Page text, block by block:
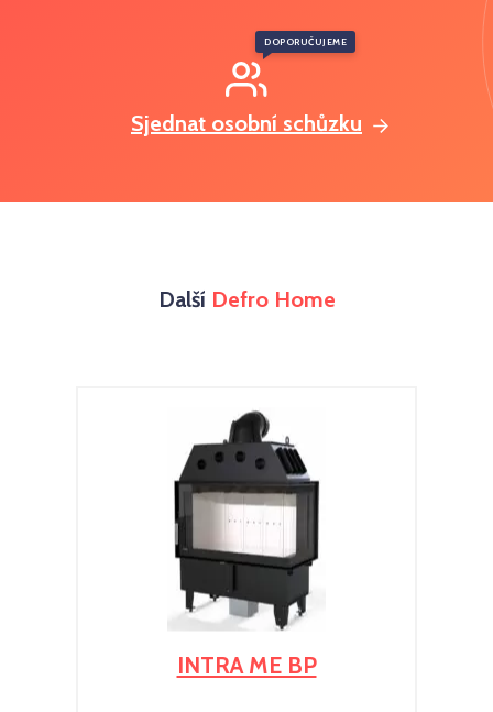
Sjednat osobní schůzku
DOPORUČUJEME
Další Defro Home
INTRA ME BP